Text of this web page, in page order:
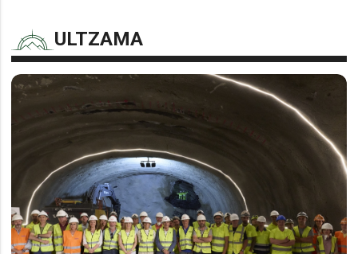
ULTZAMA